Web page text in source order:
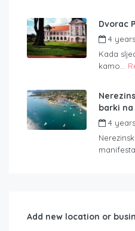
Dvorac
4
Kada
kamo...
barki
4
Add new location or